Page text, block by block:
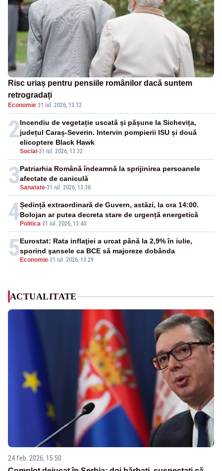
Risc uriaș pentru pensiile românilor dacă suntem
retrogradați
Economie·31 iul. 2026, 13:32
2
Social -31 iul. 2026, 13:32
Incendiu de vegetație uscată și pășune la Sichevița,
județul Caraș-Severin. Intervin pompierii ISU și două
elicoptere Black Hawk
3Sanatate-31 iul. 2026, 13:36
Patriarhia Română îndeamnă la sprijinirea persoanele
afectate de caniculă
4 Politica-31 iul. 2026, 13:40
Ședință extraordinară de Guvern, astăzi, la ora 14:00.
Bolojan ar putea decreta stare de urgență energetică
5 Economie-31 iul. 2026, 13:29
Eurostat: Rata inflaţiei a urcat până la 2,9% în iulie,
sporind şansele ca BCE să majoreze dobânda
ACTUALITATE
24 feb. 2026, 15:50